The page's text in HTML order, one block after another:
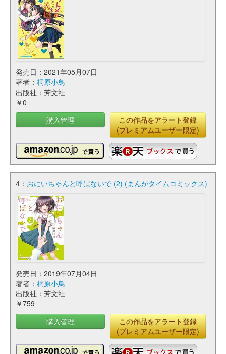
発売日：2021年05月07日
著者： 桐原小鳥
出版社：芳文社
￥0
購入管理
この作品をアラート登録
(プレミアムユーザー限定)
4： おにいちゃんと呼ばないで (2) (まんがタイムコミックス)
発売日：2019年07月04日
著者： 桐原小鳥
出版社：芳文社
￥759
購入管理
この作品をアラート登録
(プレミアムユーザー限定)